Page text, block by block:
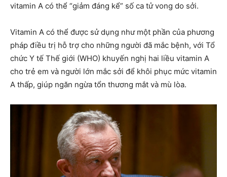
vitamin A có thể “giảm đáng kể” số ca tử vong do sởi.
Vitamin A có thể được sử dụng như một phần của phương
pháp điều trị hỗ trợ cho những người đã mắc bệnh, với Tổ
chức Y tế Thế giới (WHO) khuyến nghị hai liều vitamin A
cho trẻ em và người lớn mắc sởi để khôi phục mức vitamin
A thấp, giúp ngăn ngừa tổn thương mắt và mù lòa.